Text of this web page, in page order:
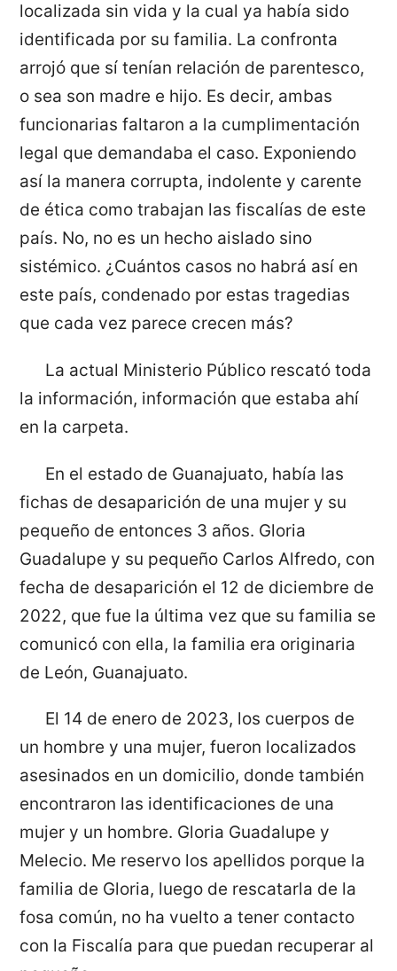
localizada sin vida y la cual ya había sido
identificada por su familia. La confronta
arrojó que sí tenían relación de parentesco,
o sea son madre e hijo. Es decir, ambas
funcionarias faltaron a la cumplimentación
legal que demandaba el caso. Exponiendo
así la manera corrupta, indolente y carente
de ética como trabajan las fiscalías de este
país. No, no es un hecho aislado sino
sistémico. ¿Cuántos casos no habrá así en
este país, condenado por estas tragedias
que cada vez parece crecen más?
La actual Ministerio Público rescató toda
la información, información que estaba ahí
en la carpeta.
En el estado de Guanajuato, había las
fichas de desaparición de una mujer y su
pequeño de entonces 3 años. Gloria
Guadalupe y su pequeño Carlos Alfredo, con
fecha de desaparición el 12 de diciembre de
2022, que fue la última vez que su familia se
comunicó con ella, la familia era originaria
de León, Guanajuato.
El 14 de enero de 2023, los cuerpos de
un hombre y una mujer, fueron localizados
asesinados en un domicilio, donde también
encontraron las identificaciones de una
mujer y un hombre. Gloria Guadalupe y
Melecio. Me reservo los apellidos porque la
familia de Gloria, luego de rescatarla de la
fosa común, no ha vuelto a tener contacto
con la Fiscalía para que puedan recuperar al